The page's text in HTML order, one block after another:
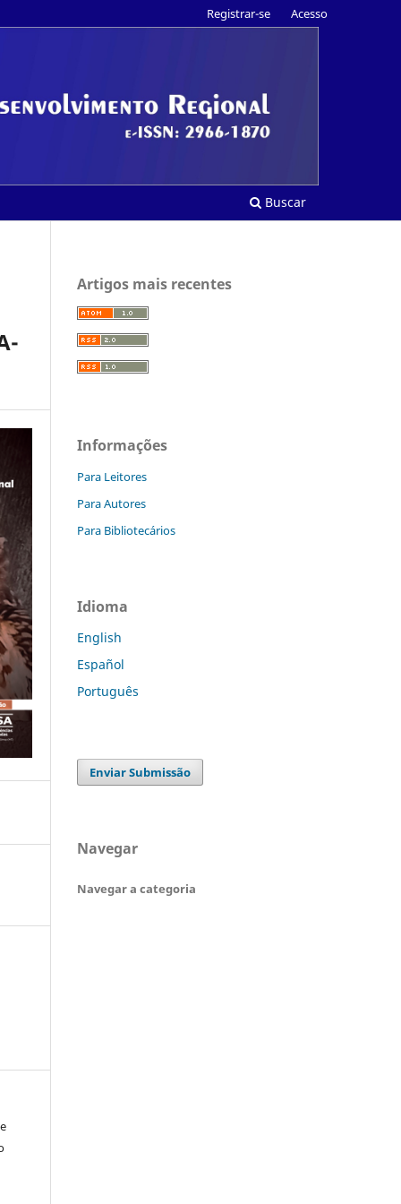
Buscar
Registrar-se Acesso
Artigos mais recentes
Informações
Para Leitores
Para Autores
Para Bibliotecários
Idioma
English
Español
Português
Enviar Submissão
Navegar
Navegar a categoria